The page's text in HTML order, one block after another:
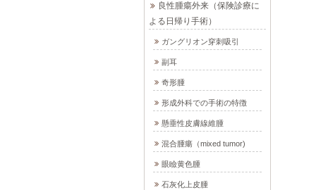
良性腫瘍外来（保険診療に
よる日帰り手術）
ガングリオン穿刺吸引
副耳
奇形腫
形成外科での手術の特徴
懸垂性皮膚線維腫
混合腫瘍（mixed tumor)
眼瞼黄色腫
石灰化上皮腫